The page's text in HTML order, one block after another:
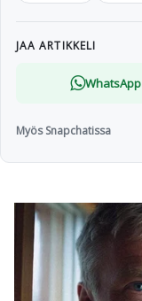
JAA ARTIKKELI
WhatsApp
Myös Snapchatissa